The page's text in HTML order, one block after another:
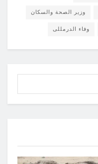
وزير الصحة والسكان
وفاء الدرمللى